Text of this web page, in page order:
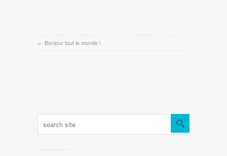
← Bonjour tout le monde !